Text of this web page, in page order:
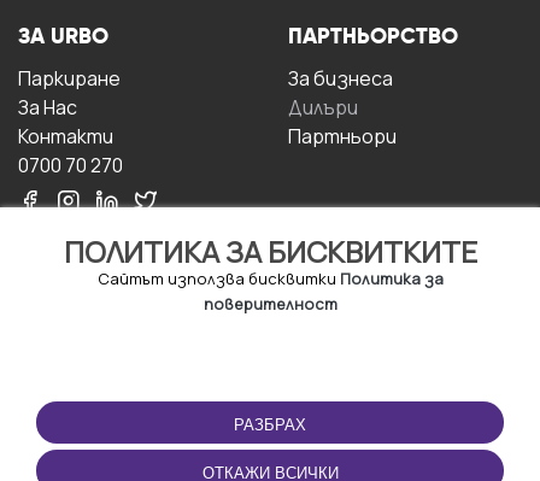
ПОЛИТИКА ЗА БИСКВИТКИТЕ
Сайтът използва бисквитки Политика за
поверителност
РАЗБРАХ
ОТКАЖИ ВСИЧКИ
ЗА URBO
Паркиране
За Hас
Контакти
0700 70 270
ПАРТНЬОРСТВО
За бизнесa
Дилъри
Партньори
ПОЛЗВАНЕ
Правила и условия за
ползване
ПРИЛОЖЕНИЕТО